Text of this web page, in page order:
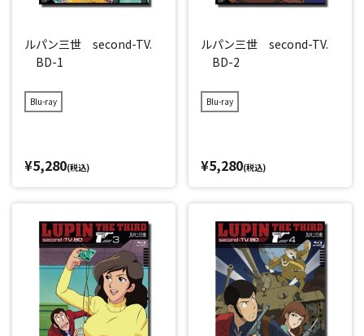
ルパン三世 second-TV.
BD-1
Blu-ray
¥5,280(税込)
ルパン三世 second-TV.
BD-2
Blu-ray
¥5,280(税込)